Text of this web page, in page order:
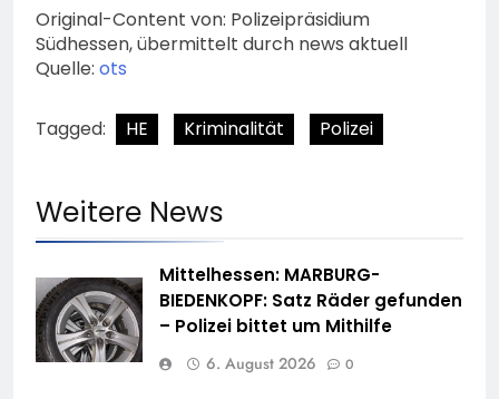
Original-Content von: Polizeipräsidium
Südhessen, übermittelt durch news aktuell
Quelle: ots
Tagged: HE Kriminalität Polizei
Weitere News
Mittelhessen: MARBURG-
BIEDENKOPF: Satz Räder gefunden
– Polizei bittet um Mithilfe
6. August 2026 0